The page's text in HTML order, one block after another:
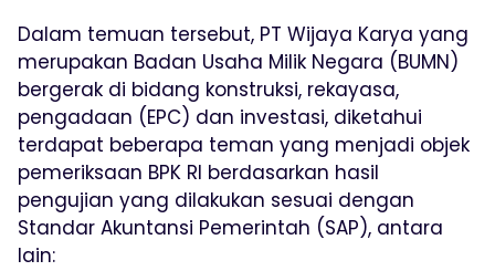
Dalam temuan tersebut, PT Wijaya Karya yang
merupakan Badan Usaha Milik Negara (BUMN)
bergerak di bidang konstruksi, rekayasa,
pengadaan (EPC) dan investasi, diketahui
terdapat beberapa teman yang menjadi objek
pemeriksaan BPK RI berdasarkan hasil
pengujian yang dilakukan sesuai dengan
Standar Akuntansi Pemerintah (SAP), antara
lain: